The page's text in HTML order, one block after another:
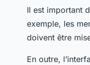
Il est important
exemple, les
doivent être
En outre,